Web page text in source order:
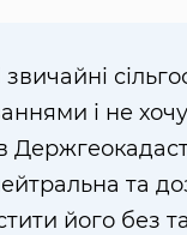
звичайні
і не
та
його без